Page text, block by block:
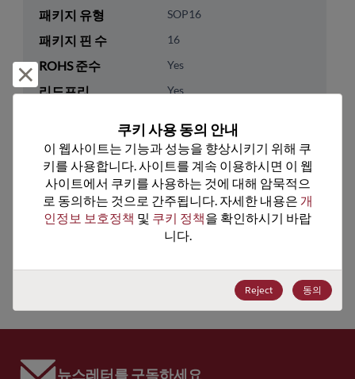
패키지 유형 SOP16
패키지 핀 수 16
ROHS 준수 Yes
리드프리 Yes
기술 카테고리 Analog & Mixed Signal
기술 하위 카테고리 Timing
기술 그룹 Clock Buffers & Drivers
8542.39.0060
ECCN EAR99
뉴스레터를 구독하세요
거부 및 닫기
쿠키 사용 동의 안내
이 웹사이트는 기능과 성능을 향상시키기 위해 쿠
키를 사용합니다. 사이트를 계속 이용하시면 이 웹
사이트에서 쿠키를 사용하는 것에 대해 암묵적으
로 동의하는 것으로 간주됩니다. 자세한 내용은 개
인정보 보호정책 및 쿠키 정책을 확인하시기 바랍
니다.
Reject 동의